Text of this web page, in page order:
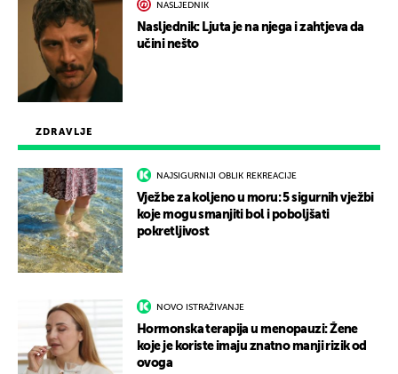
ZDRAVLJE
NAJSIGURNIJI OBLIK REKREACIJE
Vježbe za koljeno u moru: 5 sigurnih vježbi
koje mogu smanjiti bol i poboljšati
pokretljivost
NOVO ISTRAŽIVANJE
Hormonska terapija u menopauzi: Žene
koje je koriste imaju znatno manji rizik od
ovoga
NASLJEDNIK
Nasljednik: Ljuta je na njega i zahtjeva da
učini nešto